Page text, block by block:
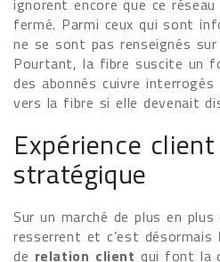
ignorent encore que ce
fermé. Parmi ceux qui sont
ne se sont pas renseignés sur
Pourtant, la fibre suscite un
des abonnés cuivre
vers la fibre si elle devenait
Expérience
stratégique
Sur un marché de plus en
resserrent et c’est désormais
de relation client qui font la